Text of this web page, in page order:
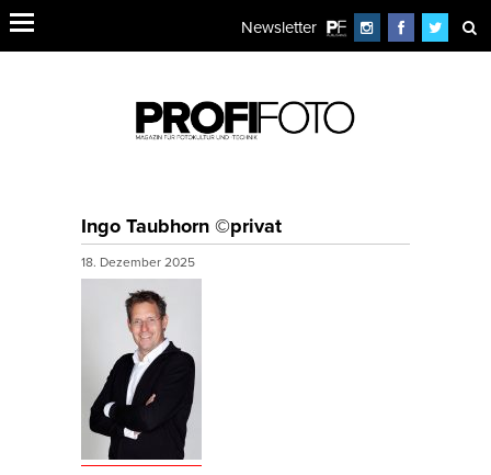
Newsletter
Ingo Taubhorn ©privat
18. Dezember 2025